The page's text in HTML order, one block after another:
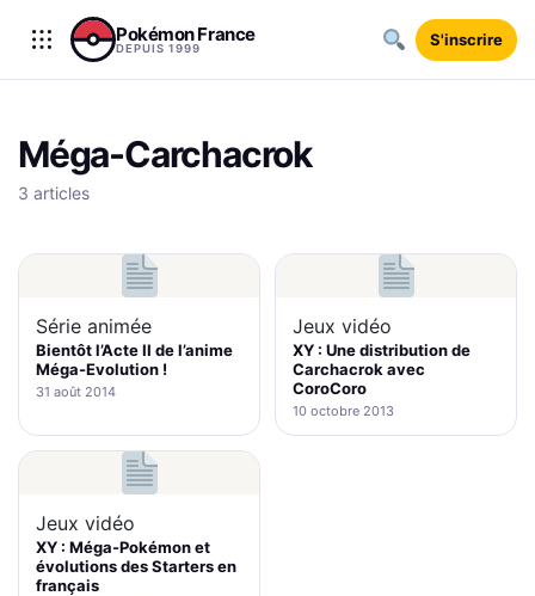
Aller au contenu
Pokémon France
DEPUIS 1999 S'inscrire
Méga-Carchacrok
3 articles
Série animée
Bientôt l’Acte II de l’anime
Méga-Evolution !
31 août 2014
Jeux vidéo
XY : Une distribution de
Carchacrok avec
CoroCoro
10 octobre 2013
Jeux vidéo
XY : Méga-Pokémon et
évolutions des Starters en
français